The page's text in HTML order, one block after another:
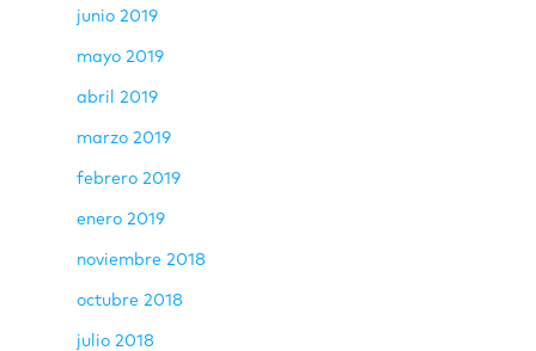
junio 2019
mayo 2019
abril 2019
marzo 2019
febrero 2019
enero 2019
noviembre 2018
octubre 2018
julio 2018